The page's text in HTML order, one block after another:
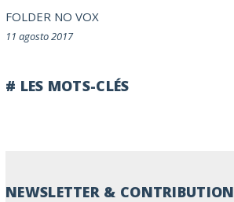
FOLDER NO VOX
11 agosto 2017
# LES MOTS-CLÉS
NEWSLETTER & CONTRIBUTION